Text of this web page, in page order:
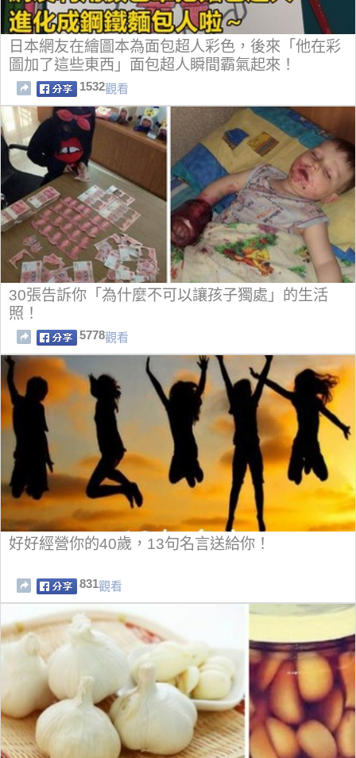
日本網友在繪圖本為面包超人彩色，後來「他在彩
圖加了這些東西」面包超人瞬間霸氣起來！
1532觀看
30張告訴你「為什麼不可以讓孩子獨處」的生活
照！
5778觀看
好好經營你的40歲，13句名言送給你！
831觀看